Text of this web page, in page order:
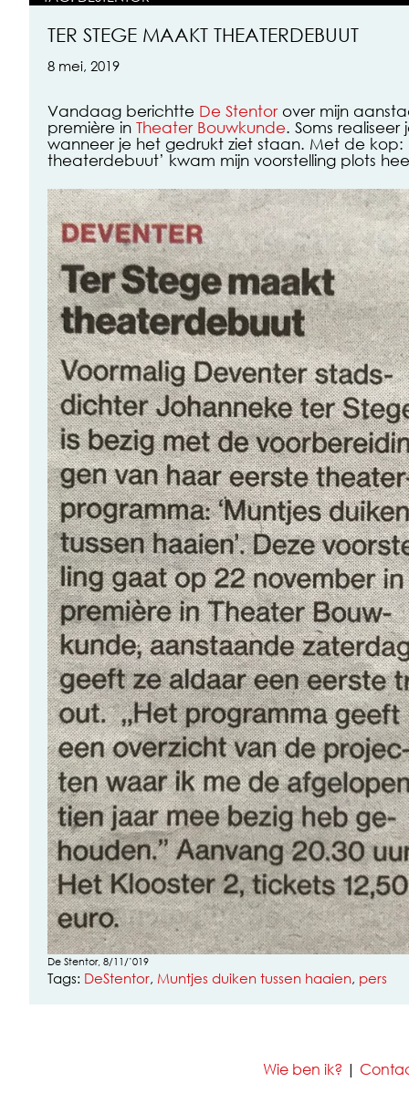
TER STEGE MAAKT THEATERDEBUUT
8 mei, 2019
Vandaag berichtte De Stentorover mijn
première in Theater Bouwkunde. Soms
wanneer je het gedrukt ziet staan. Met de kop:
theaterdebuut’ kwam mijn voorstelling plots
De Stentor, 8/11/’019
Tags: DeStentor, Muntjes duiken tussen haaien, pers
Wie ben ik? |